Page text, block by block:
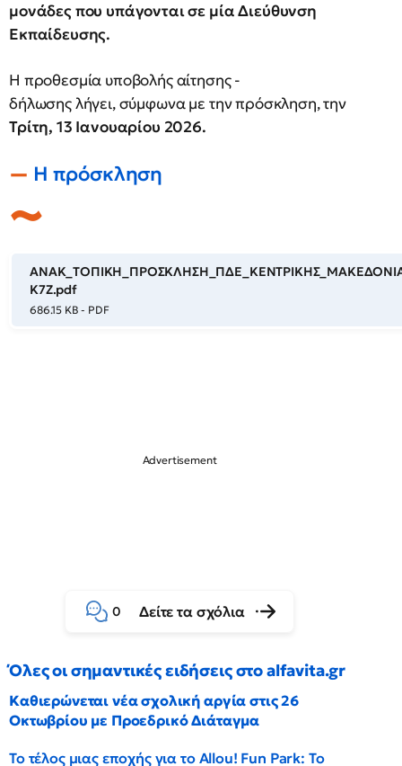
μονάδες που υπάγονται σε μία Διεύθυνση
Εκπαίδευσης.
Η προθεσμία υποβολής αίτησης -
δήλωσης λήγει, σύμφωνα με την πρόσκληση, την
Τρίτη, 13 Ιανουαρίου 2026.
Η πρόσκληση
Κ7Ζ.pdf
686.15 KB - PDF
0 Δείτε τα σχόλια
Όλες οι σημαντικές ειδήσεις στο alfavita.gr
Καθιερώνεται νέα σχολική αργία στις 26
Οκτωβρίου με Προεδρικό Διάταγμα
Το τέλος μιας εποχής για το Allou! Fun Park: Το